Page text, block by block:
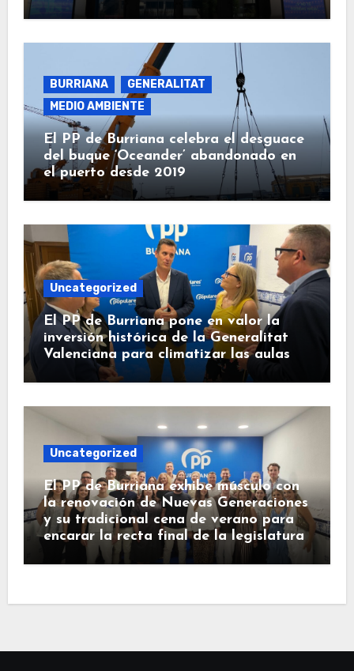
BURRIANA
GENERALITAT
MEDIO AMBIENTE
El PP de Burriana celebra el desguace
del buque ‘Oceander’ abandonado en
el puerto desde 2019
Uncategorized
El PP de Burriana pone en valor la
inversión histórica de la Generalitat
Valenciana para climatizar las aulas
Uncategorized
El PP de Burriana exhibe músculo con
la renovación de Nuevas Generaciones
y su tradicional cena de verano para
encarar la recta final de la legislatura